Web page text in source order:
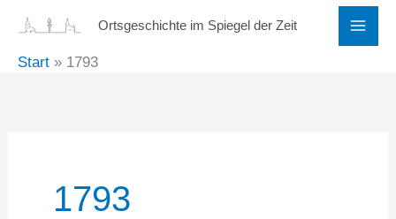
springen
Ortsgeschichte im Spiegel der Zeit
Start 1793
1793